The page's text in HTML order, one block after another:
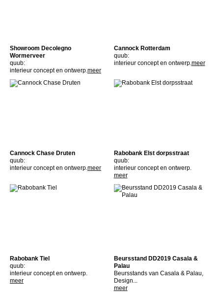
Showroom Decolegno
Wormerveer
quub:
interieur concept en ontwerp.meer
Cannock Rotterdam
quub:
interieur concept en ontwerp.meer
Cannock Chase Druten
quub:
interieur concept en ontwerp.meer
Rabobank Elst dorpsstraat
quub:
interieur concept en ontwerp.
meer
Rabobank Tiel
quub:
interieur concept en ontwerp.
meer
Beursstand DD2019 Casala &
Palau
Beursstands van Casala & Palau,
Design...
meer